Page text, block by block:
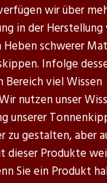
wir über
in der
Heben schwerer
Infolge
Bereich viel Wissen
nutzen unser
unserer
gestalten, aber
dieser Produkte
Sie ein Produkt